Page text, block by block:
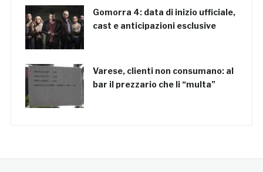
Gomorra 4: data di inizio ufficiale,
cast e anticipazioni esclusive
Varese, clienti non consumano: al
bar il prezzario che li “multa”